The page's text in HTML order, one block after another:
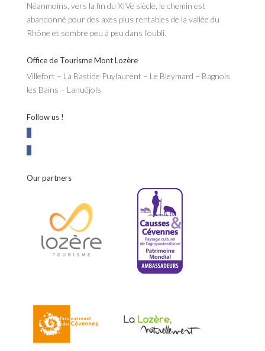
Néanmoins, vers la fin du XIVe siècle, le chemin est
abandonné pour des axes plus rentables de la vallée du
Rhône et sombre peu à peu dans l’oubli.
Office de Tourisme Mont Lozère
Villefort – La Bastide Puylaurent – Le Bleymard – Bagnols
les Bains – Lanuéjols
Follow us !
Our partners